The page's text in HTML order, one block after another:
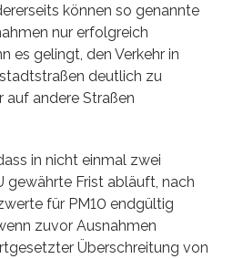
können so genannte
nur erfolgreich
es gelingt, den Verkehr in
deutlich zu
auf andere Straßen
in nicht einmal zwei
gewährte Frist abläuft, nach
für PM10 endgültig
zuvor Ausnahmen
Überschreitung von